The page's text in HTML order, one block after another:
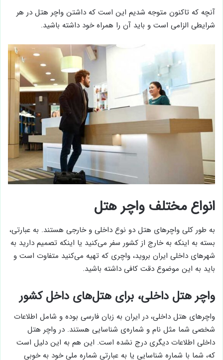
آنچه که تاکنون متوجه شدیم این است که داشتن واچر هتل در هر
شرایطی الزامی است و باید آن را همراه خود داشته باشید.
انواع مختلف واچر هتل
به طور کلی واچرهای هتل دو نوع داخلی و خارجی هستند. به عبارتی،
بسته به اینکه به خارج از کشور سفر می‌کنید یا اینکه تصمیم دارید به
شهرهای داخلی ایران بروید، واچری که تهیه می‌کنید متفاوت است و
باید به این موضوع دقت کافی داشته باشید.
واچر هتل داخلی، برای هتل‌های داخل کشور
واچرهای هتل داخلی، در ایران به زبان فارسی بوده و شامل اطلاعات
شخصی شما مثل نام و شماره‌ی شناسایی‌ هستند. در واچر هتل
داخلی اطلاعات دیگری درج نشده است. این هم به این دلیل است